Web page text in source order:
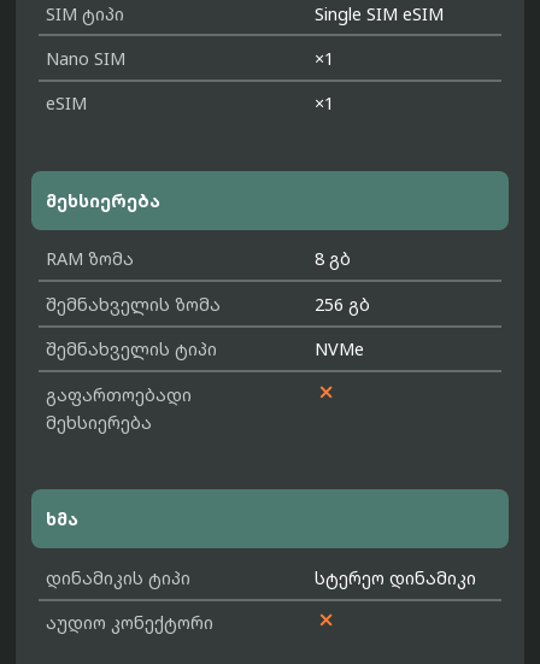
SIM ტიპი
Single SIM eSIM
Nano SIM
×1
eSIM
×1
მეხსიერება
RAM ზომა
8 გბ
შემნახველის ზომა
256 გბ
შემნახველის ტიპი
NVMe
გაფართოებადი
მეხსიერება

ხმა
დინამიკის ტიპი
სტერეო დინამიკი
აუდიო კონექტორი
